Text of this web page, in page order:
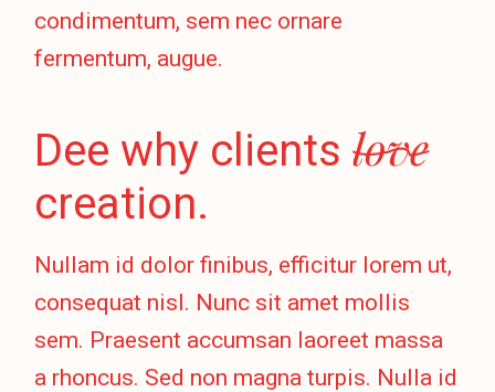
condimentum, sem nec ornare
fermentum, augue.
Dee why clientslove
creation.
Nullam id dolor finibus, efficitur lorem ut,
consequat nisl. Nunc sit amet mollis
sem. Praesent accumsan laoreet massa
a rhoncus. Sed non magna turpis. Nulla id